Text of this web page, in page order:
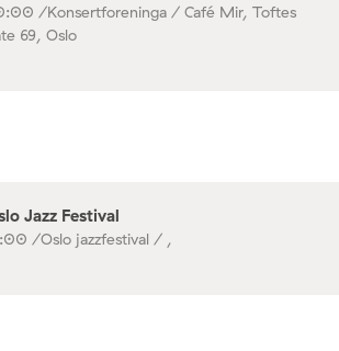
/Konsertforeninga / Café Mir, Toftes
69, Oslo
Jazz Festival
/Oslo jazzfestival / ,